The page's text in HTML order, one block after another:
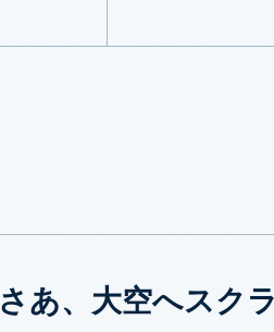
さあ、大空へスク